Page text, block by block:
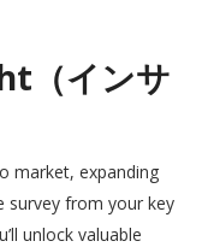
（インサ
market, expanding
survey from your key
unlock valuable